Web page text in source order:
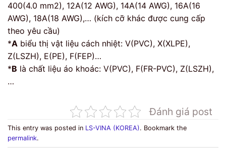
400(4.0 mm2), 12A(12 AWG), 14A(14 AWG), 16A(16
AWG), 18A(18 AWG),… (kích cỡ khác được cung cấp
theo yêu cầu)
*A biểu thị vật liệu cách nhiệt: V(PVC), X(XLPE),
Z(LSZH), E(PE), F(FEP)…
*B là chất liệu áo khoác: V(PVC), F(FR-PVC), Z(LSZH),
…
Đánh giá post
This entry was posted in LS-VINA (KOREA). Bookmark the
permalink.